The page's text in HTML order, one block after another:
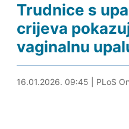
Trudnice s
crijeva
vaginalnu
16.01.2026. 10:06
16.01.2026. 09:45 PLoS